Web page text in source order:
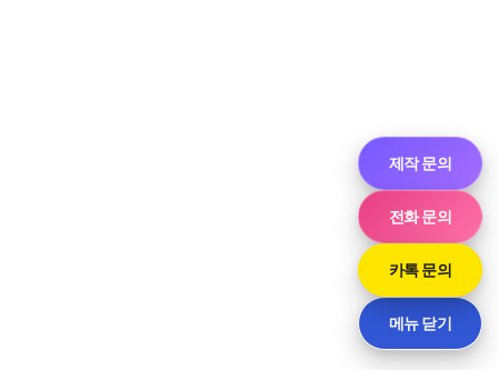
제작 문의
전화 문의
카톡 문의
메뉴 닫기